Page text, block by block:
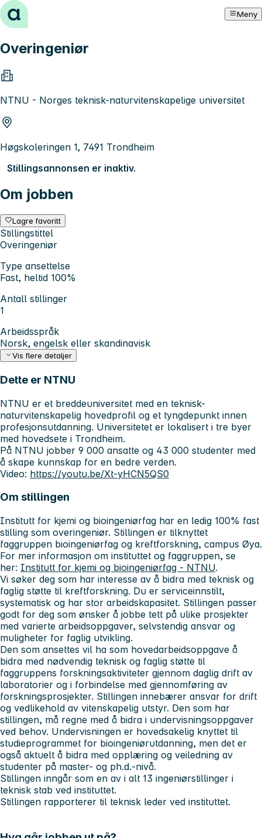
Hopp til innhold Meny
Overingeniør
NTNU - Norges teknisk-naturvitenskapelige universitet
Høgskoleringen 1, 7491 Trondheim
Stillingsannonsen er inaktiv.
Om jobben
Lagre favoritt
Stillingstittel
Overingeniør
Type ansettelse
Fast, heltid 100%
Antall stillinger
1
Arbeidsspråk
Norsk, engelsk eller skandinavisk
Vis flere detaljer
Dette er NTNU
NTNU er et breddeuniversitet med en teknisk-
naturvitenskapelig hovedprofil og et tyngdepunkt innen
profesjonsutdanning. Universitetet er lokalisert i tre byer
med hovedsete i Trondheim.
På NTNU jobber 9 000 ansatte og 43 000 studenter med
å skape kunnskap for en bedre verden.
Video: https://youtu.be/Xt-yHCN5QS0
Om stillingen
Institutt for kjemi og bioingeniørfag har en ledig 100% fast
stilling som overingeniør. Stillingen er tilknyttet
faggruppen bioingeniørfag og kreftforskning, campus Øya.
For mer informasjon om instituttet og faggruppen, se
her: Institutt for kjemi og bioingeniørfag - NTNU.
Vi søker deg som har interesse av å bidra med teknisk og
faglig støtte til kreftforskning. Du er serviceinnstilt,
systematisk og har stor arbeidskapasitet. Stillingen passer
godt for deg som ønsker å jobbe tett på ulike prosjekter
med varierte arbeidsoppgaver, selvstendig ansvar og
muligheter for faglig utvikling.
Den som ansettes vil ha som hovedarbeidsoppgave å
bidra med nødvendig teknisk og faglig støtte til
faggruppens forskningsaktiviteter gjennom daglig drift av
laboratorier og i forbindelse med gjennomføring av
forskningsprosjekter. Stillingen innebærer ansvar for drift
og vedlikehold av vitenskapelig utstyr. Den som har
stillingen, må regne med å bidra i undervisningsoppgaver
ved behov. Undervisningen er hovedsakelig knyttet til
studieprogrammet for bioingeniørutdanning, men det er
også aktuelt å bidra med opplæring og veiledning av
studenter på master- og ph.d.-nivå.
Stillingen inngår som en av i alt 13 ingeniørstillinger i
teknisk stab ved instituttet.
Stillingen rapporterer til teknisk leder ved instituttet.